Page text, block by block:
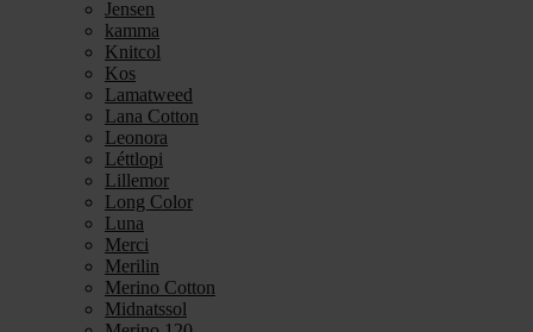
Jensen
kamma
Knitcol
Kos
Lamatweed
Lana Cotton
Leonora
Léttlopi
Lillemor
Long Color
Luna
Merci
Merilin
Merino Cotton
Midnatssol